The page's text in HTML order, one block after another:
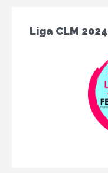
Liga CLM 2024